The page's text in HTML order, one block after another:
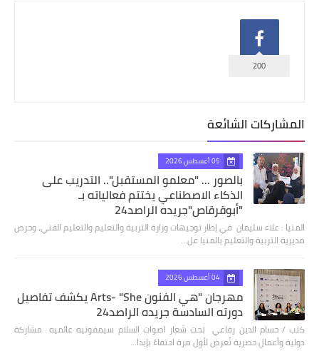
200
المشاركات الشائعة
05 أغسطس 2026
بالصور ... "معلمو المستقبل".. التدريب على
الذكاء الاصطناعي يختتم فعالياته بـ
"أبوقرقاص"جريده الراصد24
المنيا : علاء سليمان في إطار توجيهات وزارة التربية والتعليم والتعليم الفني، وحرص
مديرية التربية والتعليم بالمنيا عل…
04 أغسطس 2026
مهرجان "هي الفنون Arts- "She يكشف تفاصيل
دورته السادسة جريده الراصد24
كتب / حسام الدين رفاعي تحت شعار اصوات السلام سيمفونيه عالميه مشاركة
دولية وأعمال حصرية تُعرض لأول مرة احتفاءً بإبدا…